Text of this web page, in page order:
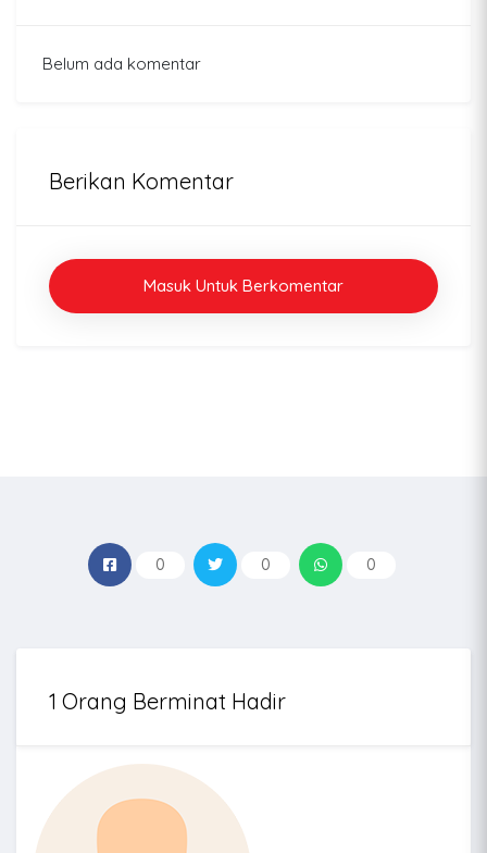
Belum ada komentar
Berikan Komentar
Masuk Untuk Berkomentar
0 0 0
1 Orang Berminat Hadir